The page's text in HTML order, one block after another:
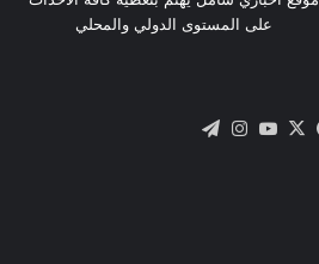
على المستوى الدولي والمحلي
فيسبوك
X يوتيوبانستقرام